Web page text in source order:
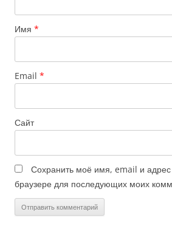
Имя *
Email *
Сайт
Сохранить моё имя, email и адрес
браузере для последующих моих